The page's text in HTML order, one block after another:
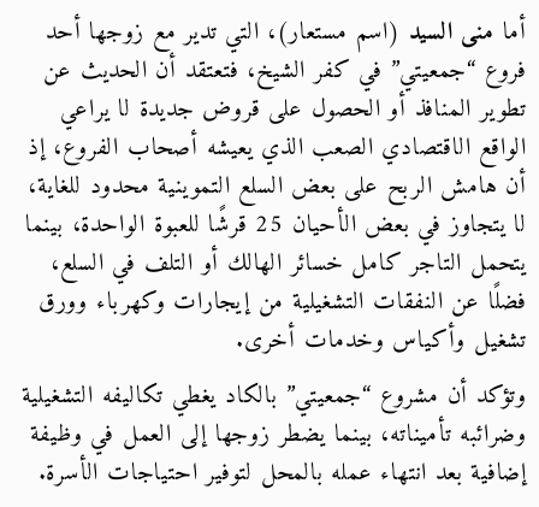
أما منى السيد (اسم مستعار)، التي تدير مع زوجها أحد
فروع “جمعيتي” في كفر الشيخ، فتعتقد أن الحديث عن
تطوير المنافذ أو الحصول على قروض جديدة لا يراعي
الواقع الاقتصادي الصعب الذي يعيشه أصحاب الفروع، إذ
أن هامش الربح على بعض السلع التموينية محدود للغاية،
لا يتجاوز في بعض الأحيان 25 قرشًا للعبوة الواحدة، بينما
يتحمل التاجر كامل خسائر الهالك أو التلف في السلع،
فضلًا عن النفقات التشغيلية من إيجارات وكهرباء وورق
تشغيل وأكياس وخدمات أخرى.
وتؤكد أن مشروع “جمعيتي” بالكاد يغطي تكاليفه التشغيلية
وضرائبه تأميناته، بينما يضطر زوجها إلى العمل في وظيفة
إضافية بعد انتهاء عمله بالمحل لتوفير احتياجات الأسرة.